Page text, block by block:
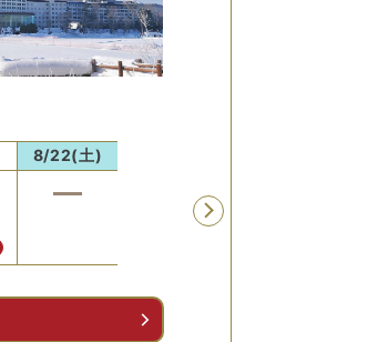
8/22(土)
円